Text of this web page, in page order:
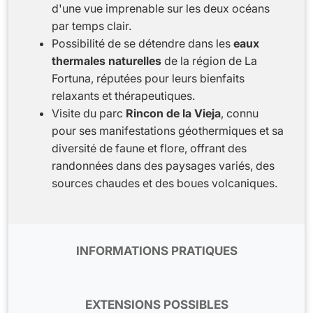
d'une vue imprenable sur les deux océans
par temps clair.
Possibilité de se détendre dans les eaux
thermales naturelles de la région de La
Fortuna, réputées pour leurs bienfaits
relaxants et thérapeutiques.
Visite du parc Rincon de la Vieja, connu
pour ses manifestations géothermiques et sa
diversité de faune et flore, offrant des
randonnées dans des paysages variés, des
sources chaudes et des boues volcaniques.
INFORMATIONS PRATIQUES
Iberia via Madrid. Information donnée à titre
EXTENSIONS POSSIBLES